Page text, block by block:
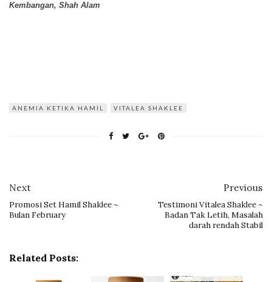
Kembangan, Shah Alam
ANEMIA KETIKA HAMIL VITALEA SHAKLEE
Next
Promosi Set Hamil Shaklee ~
Bulan February
Previous
Testimoni Vitalea Shaklee ~
Badan Tak Letih, Masalah
darah rendah Stabil
Related Posts: